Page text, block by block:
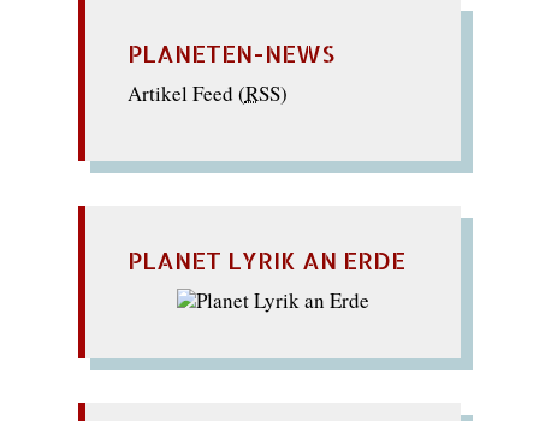
PLANETEN-NEWS
Artikel Feed (RSS)
PLANET LYRIK AN ERDE